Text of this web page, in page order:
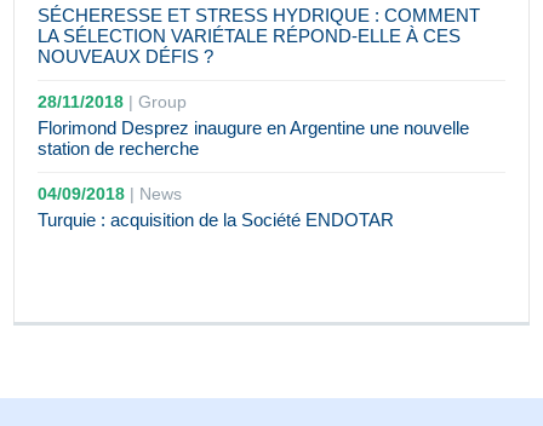
SÉCHERESSE ET STRESS HYDRIQUE : COMMENT
LA SÉLECTION VARIÉTALE RÉPOND-ELLE À CES
NOUVEAUX DÉFIS ?
28/11/2018 |Group
Florimond Desprez inaugure en Argentine une nouvelle
station de recherche
04/09/2018 | News
Turquie : acquisition de la Société ENDOTAR